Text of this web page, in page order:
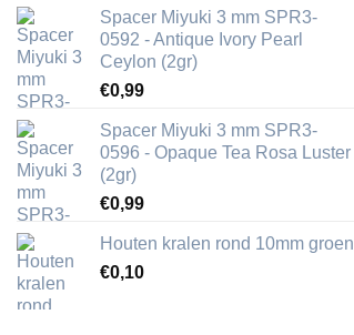
Spacer Miyuki 3 mm SPR3-
0592 - Antique Ivory Pearl
Ceylon (2gr)
€0,99
Spacer Miyuki 3 mm SPR3-
0596 - Opaque Tea Rosa Luster
(2gr)
€0,99
Houten kralen rond 10mm groen
€0,10